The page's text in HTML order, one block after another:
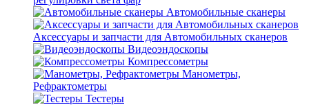
Автомобильные сканеры
Аксессуары и запчасти для Автомобильных сканеров
Видеоэндоскопы
Компрессометры
Манометры,
Рефрактометры
Тестеры